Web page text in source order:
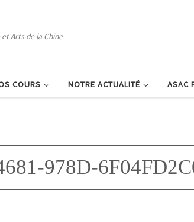
et Arts de la Chine
COURS NOTRE ACTUALITÉ ASAC
978D-